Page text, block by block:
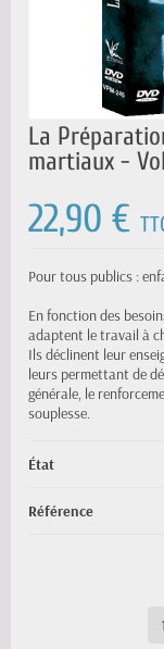
La
martiaux -
22,90 €
Pour tous publics :
En fonction des
adaptent le travail à
Ils déclinent leur
leurs permettant de
générale, le
souplesse.
État
Référence